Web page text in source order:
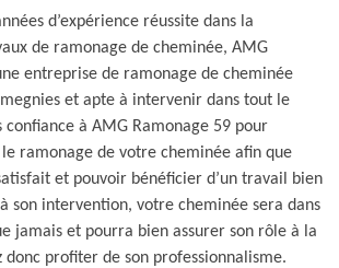
d’expérience réussite dans la
de ramonage de cheminée, AMG
entreprise de ramonage de cheminée
et apte à intervenir dans tout le
confiance à AMG Ramonage 59 pour
ramonage de votre cheminée afin que
et pouvoir bénéficier d’un travail bien
son intervention, votre cheminée sera dans
jamais et pourra bien assurer son rôle à la
donc profiter de son professionnalisme.